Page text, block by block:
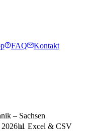
FAQ
Kontakt
– Sachsen
📊 Excel & CSV